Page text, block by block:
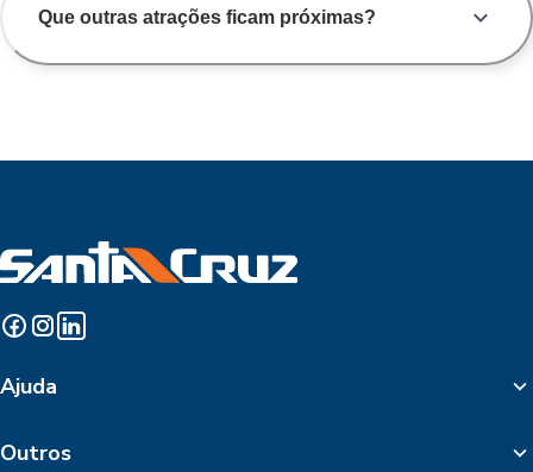
Que outras atrações ficam próximas?
Ajuda
Outros